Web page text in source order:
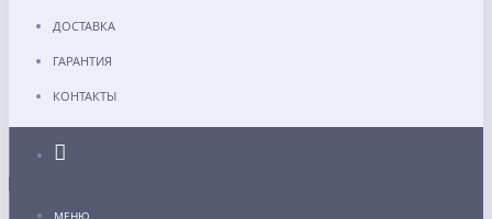
ДОСТАВКА
ГАРАНТИЯ
КОНТАКТЫ
МЕНЮ